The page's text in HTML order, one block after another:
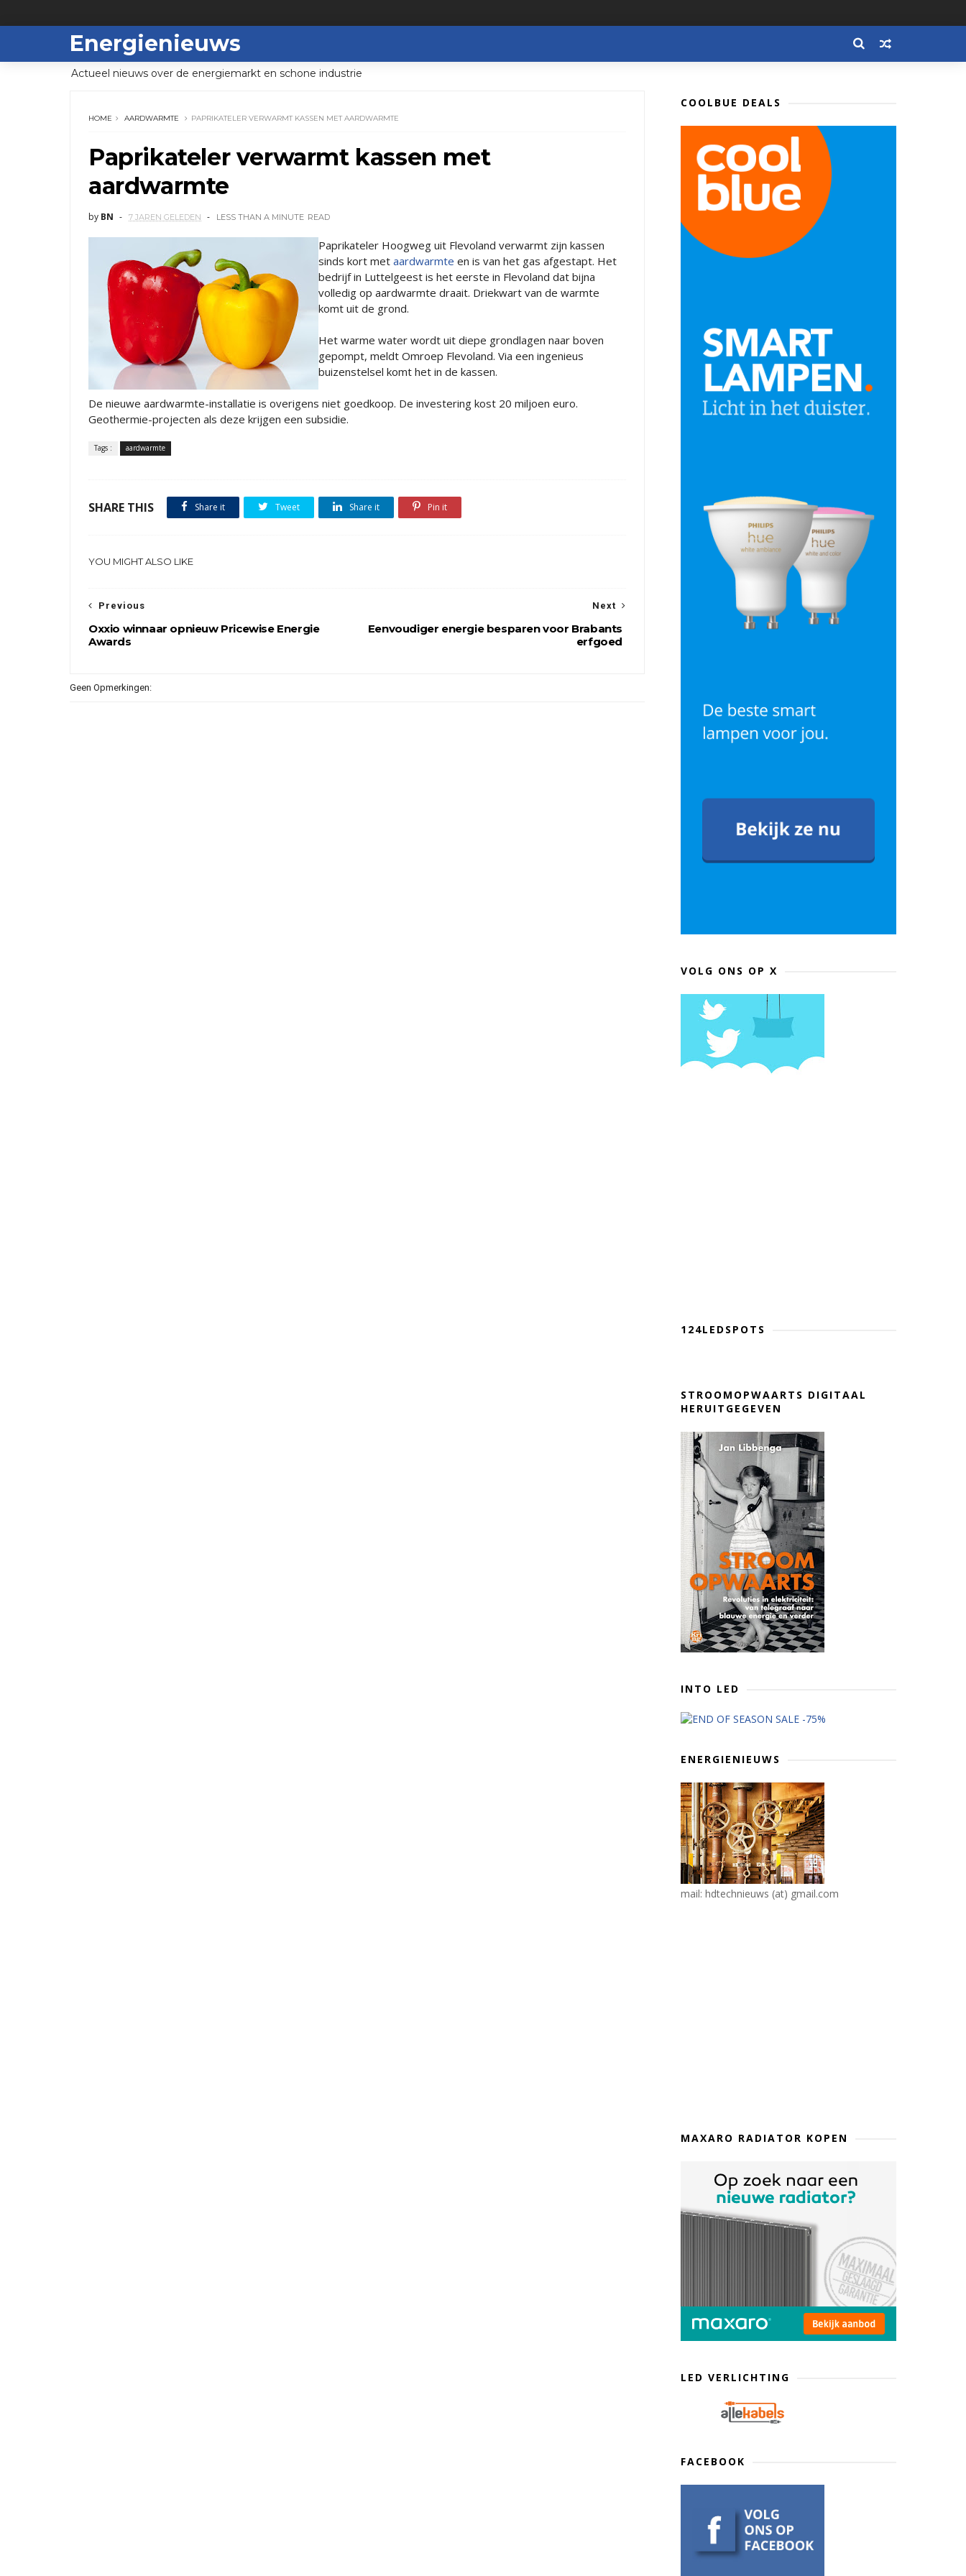
Energienieuws
Actueel nieuws over de energiemarkt en schone industrie
HOME AARDWARMTE PAPRIKATELER VERWARMT KASSEN MET AARDWARMTE
Paprikateler verwarmt kassen met
aardwarmte
by BN 7 JAREN GELEDEN LESS THAN A MINUTE READ
Paprikateler Hoogweg uit Flevoland verwarmt zijn kassen
sinds kort met aardwarmte en is van het gas afgestapt. Het
bedrijf in Luttelgeest is het eerste in Flevoland dat bijna
volledig op aardwarmte draait. Driekwart van de warmte
komt uit de grond.
Het warme water wordt uit diepe grondlagen naar boven
gepompt, meldt Omroep Flevoland. Via een ingenieus
buizenstelsel komt het in de kassen.
De nieuwe aardwarmte-installatie is overigens niet goedkoop. De investering kost 20 miljoen euro.
Geothermie-projecten als deze krijgen een subsidie.
Tags : aardwarmte
SHARE THIS Share it Tweet Share it Pin it
YOU MIGHT ALSO LIKE
Next
Eenvoudiger energie besparen voor Brabants
erfgoed
Previous
Oxxio winnaar opnieuw Pricewise Energie
Awards
Geen Opmerkingen:
COOLBUE DEALS
VOLG ONS OP X
124LEDSPOTS
STROOMOPWAARTS DIGITAAL
HERUITGEGEVEN
INTO LED
ENERGIENIEUWS
mail: hdtechnieuws (at) gmail.com
MAXARO RADIATOR KOPEN
LED VERLICHTING
FACEBOOK